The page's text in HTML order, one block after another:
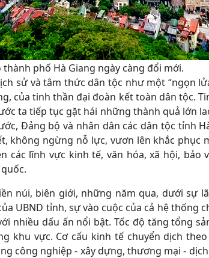
thành phố Hà Giang ngày càng đổi mới.
sử và tâm thức dân tộc như một “ngọn
của tinh thần đại đoàn kết toàn dân tộc.
ta tiếp tục gặt hái những thành quả lớn
Đảng bộ và nhân dân các dân tộc tỉnh
không ngừng nỗ lực, vươn lên khắc phục
lĩnh vực kinh tế, văn hóa, xã hội, bảo
núi, biên giới, những năm qua, dưới sự
UBND tỉnh, sự vào cuộc của cả hệ thống
nhiều dấu ấn nổi bật. Tốc độ tăng tổng
khu vực. Cơ cấu kinh tế chuyển dịch
công nghiệp - xây dựng, thương mại -